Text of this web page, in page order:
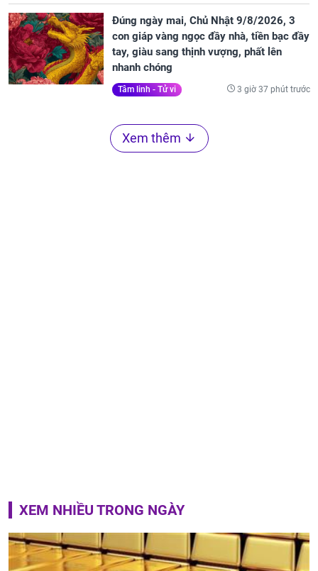
Đúng ngày mai, Chủ Nhật 9/8/2026, 3
con giáp vàng ngọc đầy nhà, tiền bạc đầy
tay, giàu sang thịnh vượng, phất lên
nhanh chóng
Tâm linh - Tử vi 3 giờ 37 phút trước
Xem thêm
XEM NHIỀU TRONG NGÀY